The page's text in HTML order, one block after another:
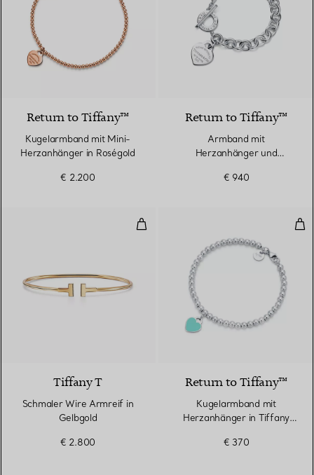
Return to Tiffany™
Kugelarmband mit Mini-
Herzanhänger in Roségold
€ 2.200
Return to Tiffany™
Armband​ mit
Herzanhänger und
€ 940
Schmaler Wire Armreif in
Tiffany T
Schmaler Wire Armreif in
Gelbgold
€ 2.800
Return to Tiffany™
Kugelarmband mit
Herzanhänger in Tiffany
€ 370